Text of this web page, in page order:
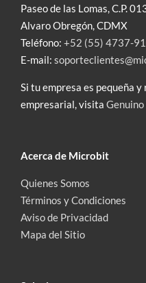
Paseo de las Lomas, C.P.
Alvaro Obregón, CDMX
Teléfono: +52 (55) 4737-
E-mail:
Si tu empresa es pequeña
empresarial, visita
Acerca de Microbit
Quienes Somos
Términos y Condiciones
Aviso de Privacidad
Mapa del Sitio